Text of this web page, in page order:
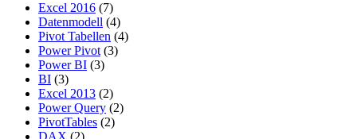
Excel 2016 (7)
Datenmodell (4)
Pivot Tabellen (4)
Power Pivot (3)
Power BI (3)
BI (3)
Excel 2013 (2)
Power Query (2)
PivotTables (2)